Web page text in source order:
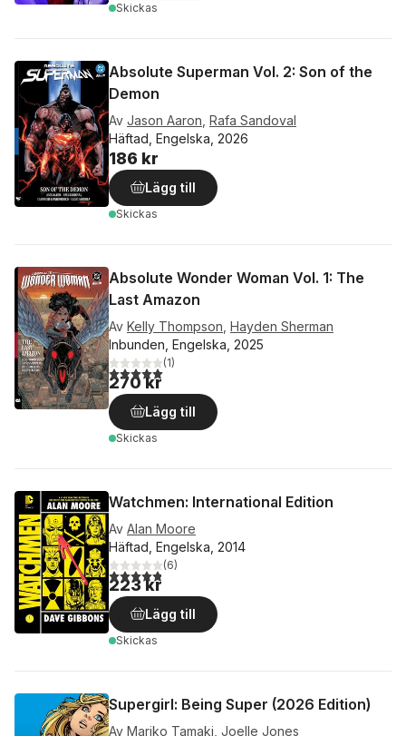
Skickas
Absolute Superman Vol. 2: Son of the
Demon
Av Jason Aaron Rafa Sandoval
Häftad, Engelska, 2026
186 kr
Lägg till
Skickas
Absolute Wonder Woman Vol. 1: The
Last Amazon
Av Kelly Thompson Hayden Sherman
Inbunden, Engelska, 2025
5,0utav 5 stjärnor. Totalt antal röster:
(1)
270 kr
Lägg till
Skickas
Watchmen: International Edition
Av Alan Moore
Häftad, Engelska, 2014
4,8utav 5 stjärnor. Totalt antal röster:
(6)
223 kr
Lägg till
Skickas
Supergirl: Being Super (2026 Edition)
Av Mariko Tamaki Joelle Jones